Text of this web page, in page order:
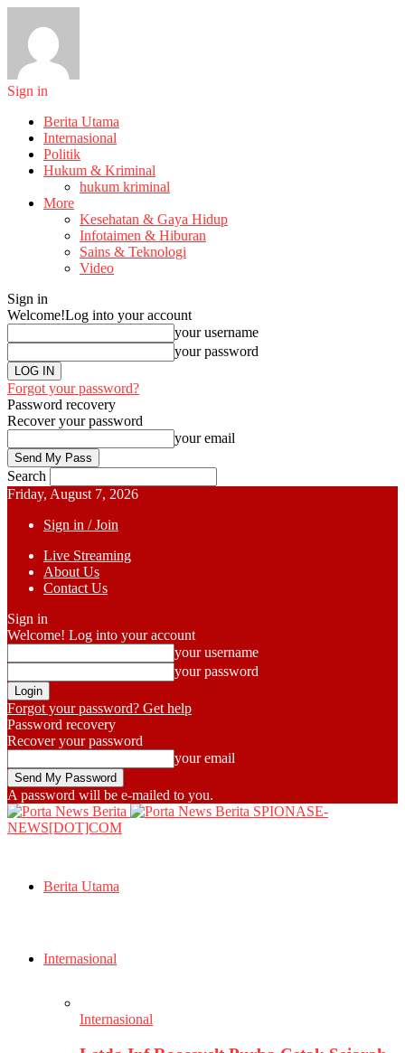
Sign in
Berita Utama
Internasional
Politik
Hukum & Kriminal
hukum kriminal
More
Kesehatan & Gaya Hidup
Infotaimen & Hiburan
Sains & Teknologi
Video
Sign in
Welcome!Log into your account
your username
your password
Forgot your password?
Password recovery
Recover your password
your email
Search
Friday, August 7, 2026
Sign in / Join
Live Streaming
About Us
Contact Us
Sign in
Welcome! Log into your account
your username
your password
Forgot your password? Get help
Password recovery
Recover your password
your email
A password will be e-mailed to you.
SPIONASE-
NEWS[DOT]COM
Berita Utama
Internasional
Internasional